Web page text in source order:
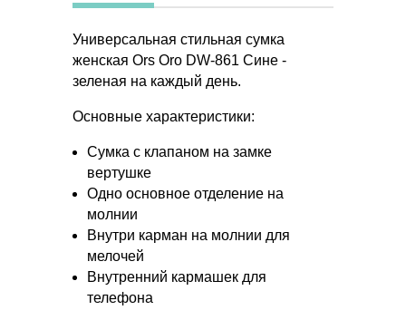
Универсальная стильная сумка
женская Ors Oro DW-861 Сине -
зеленая на каждый день.
Основные характеристики:
Сумка с клапаном на замке
вертушке
Одно основное отделение на
молнии
Внутри карман на молнии для
мелочей
Внутренний кармашек для
телефона